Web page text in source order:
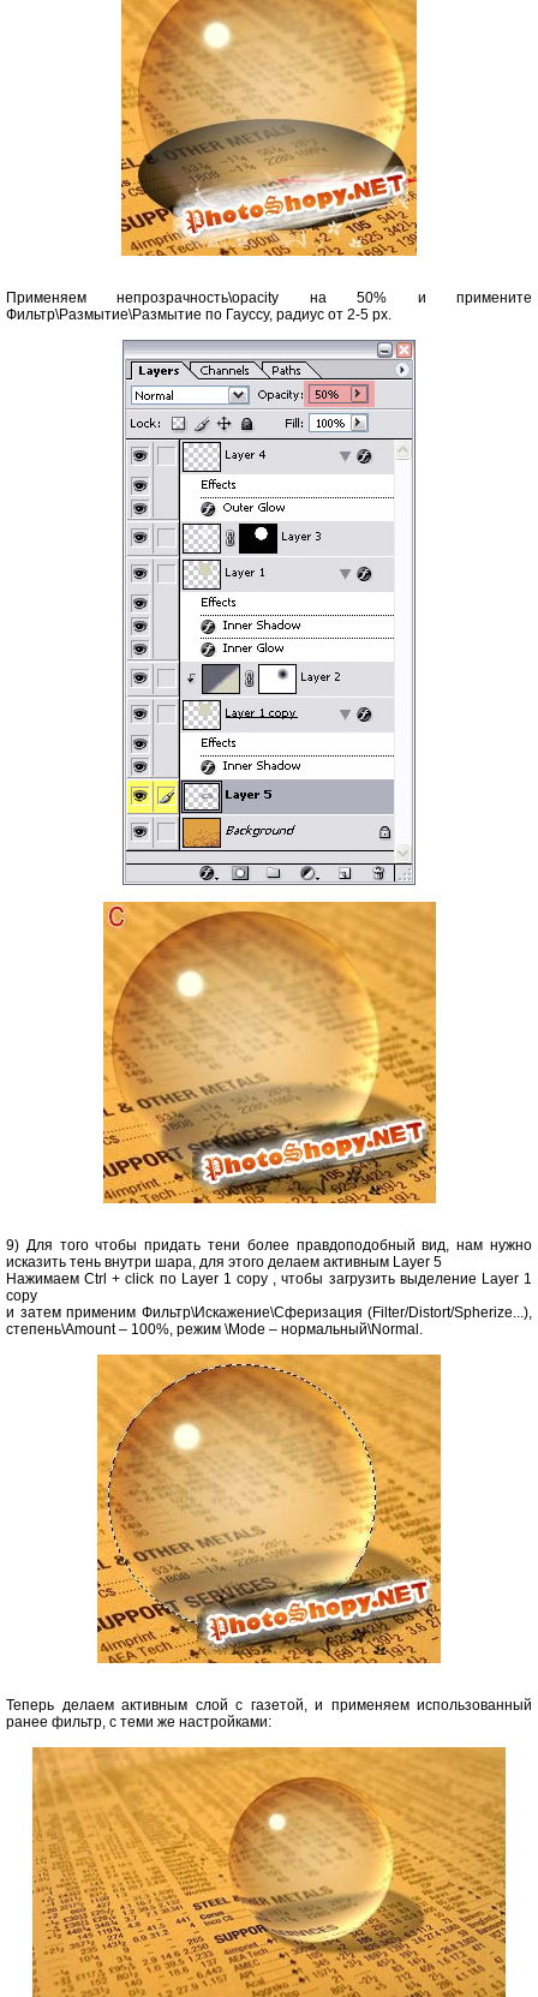
Применяем непрозрачность\opacity на 50% и примените
Фильтр\Размытие\Размытие по Гауссу, радиус от 2-5 рх.
9) Для того чтобы придать тени более правдоподобный вид, нам нужно
исказить тень внутри шара, для этого делаем активным Layer 5
Нажимаем Ctrl + click по Layer 1 copy , чтобы загрузить выделение Layer 1
copy
и затем применим Фильтр\Искажение\Сферизация (Filter/Distort/Spherize...),
степень\Amount – 100%, режим \Mode – нормальный\Normal.
Теперь делаем активным слой с газетой, и применяем использованный
ранее фильтр, с теми же настройками: